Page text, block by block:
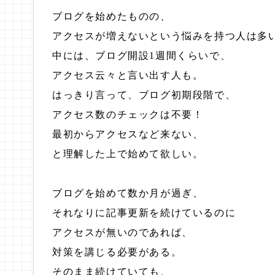
ブログを始めたものの、
アクセスが増えないという悩みを持つ人は多
中には、ブログ開設1週間くらいで、
アクセス云々と言い出す人も。
はっきり言って、ブログ初期段階で、
アクセス数のチェックは不要！
最初からアクセスなど来ない、
と理解した上で始めて欲しい。
ブログを始めて数か月が過ぎ、
それなりに記事更新を続けているのに
アクセスが無いのであれば、
対策を講じる必要がある。
そのまま続けていても、